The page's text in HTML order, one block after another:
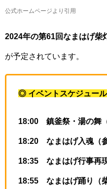
公式ホームページより引用
2024年の第61回なまはげ柴
が予定されています。
◎ イベントスケジュール
18:00 鎮釜祭・湯の舞
18:20 なまはげ入魂（参
18:35 なまはげ行事再
18:55 なまはげ踊り（柴